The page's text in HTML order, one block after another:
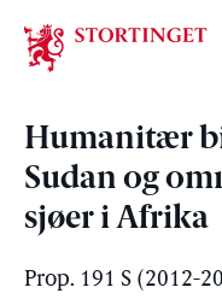
Stortinget.no
Humanitær
Sudan og
sjøer i Afrika
Prop. 191 S (2012-